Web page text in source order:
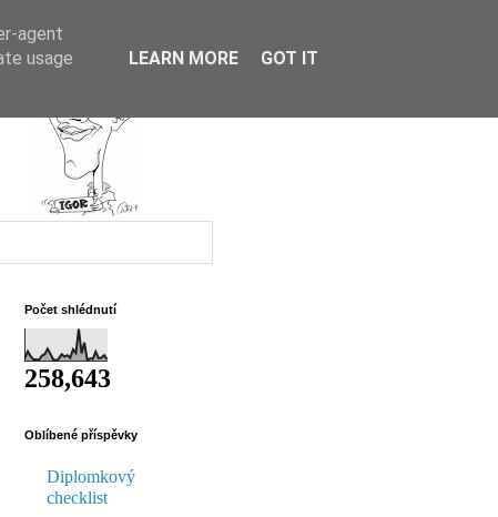
Počet shlédnutí
258,643
Oblíbené příspěvky
Diplomkový
checklist
agent
usage
LEARN MORE GOT IT